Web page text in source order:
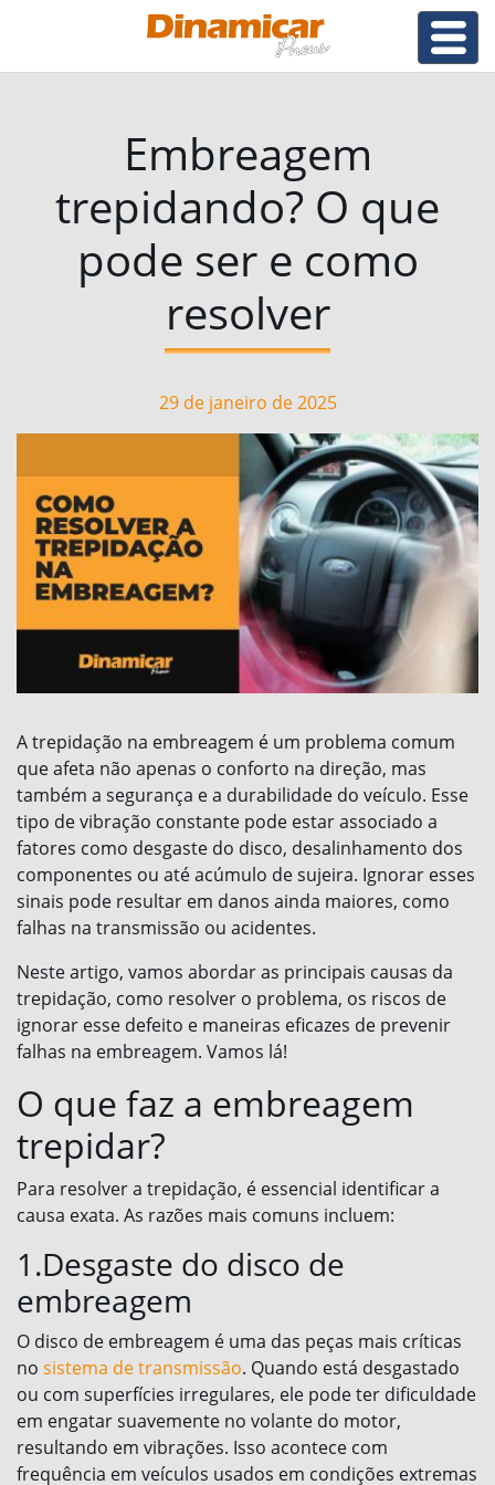
Embreagem
trepidando? O que
pode ser e como
resolver
29 de janeiro de 2025
A trepidação na embreagem é um problema comum
que afeta não apenas o conforto na direção, mas
também a segurança e a durabilidade do veículo. Esse
tipo de vibração constante pode estar associado a
fatores como desgaste do disco, desalinhamento dos
componentes ou até acúmulo de sujeira. Ignorar esses
sinais pode resultar em danos ainda maiores, como
falhas na transmissão ou acidentes.
Neste artigo, vamos abordar as principais causas da
trepidação, como resolver o problema, os riscos de
ignorar esse defeito e maneiras eficazes de prevenir
falhas na embreagem. Vamos lá!
O que faz a embreagem
trepidar?
Para resolver a trepidação, é essencial identificar a
causa exata. As razões mais comuns incluem:
1.Desgaste do disco de
embreagem
O disco de embreagem é uma das peças mais críticas
no sistema de transmissão. Quando está desgastado
ou com superfícies irregulares, ele pode ter dificuldade
em engatar suavemente no volante do motor,
resultando em vibrações. Isso acontece com
frequência em veículos usados em condições extremas